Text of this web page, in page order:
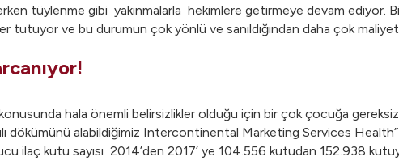
tüylenme gibi yakınmalarla hekimlere getirmeye devam ediyor.
tutuyor ve bu durumun çok yönlü ve sanıldığından daha çok
hala önemli belirsizlikler olduğu için bir çok çocuğa
dökümünü alabildiğimiz Intercontinental Marketing Services
ilaç kutu sayısı 2014’den 2017’ ye 104.556 kutudan 152.938